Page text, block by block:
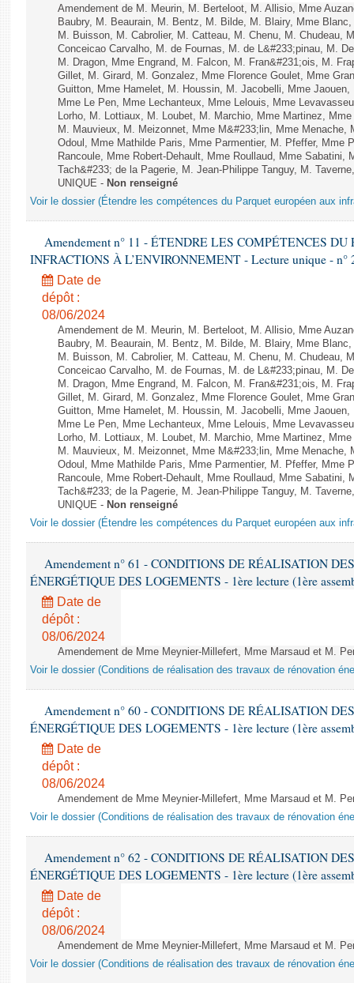
Amendement de M. Meurin, M. Berteloot, M. Allisio, Mme
Baubry, M. Beaurain, M. Bentz, M. Bilde, M. Blairy, Mme
M. Buisson, M. Cabrolier, M. Catteau, M. Chenu, M. Chudeau,
Conceicao Carvalho, M. de Fournas, M. de L&#233;pinau, M.
M. Dragon, Mme Engrand, M. Falcon, M. Fran&#231;ois, M.
Gillet, M. Girard, M. Gonzalez, Mme Florence Goulet, Mme
Guitton, Mme Hamelet, M. Houssin, M. Jacobelli, Mme
Mme Le Pen, Mme Lechanteux, Mme Lelouis, Mme
Lorho, M. Lottiaux, M. Loubet, M. Marchio, Mme Martinez,
M. Mauvieux, M. Meizonnet, Mme M&#233;lin, Mme Menache,
Odoul, Mme Mathilde Paris, Mme Parmentier, M. Pfeffer, Mme
Rancoule, Mme Robert-Dehault, Mme Roullaud, Mme
Tach&#233; de la Pagerie, M. Jean-Philippe Tanguy, M.
UNIQUE - Non renseigné
Voir le dossier (Étendre les compétences du Parquet européen aux
Amendement n° 11 - ÉTENDRE LES COMPÉTENCES
INFRACTIONS À L’ENVIRONNEMENT - Lecture unique - n°
Date de
dépôt :
08/06/2024
Amendement de M. Meurin, M. Berteloot, M. Allisio, Mme
Baubry, M. Beaurain, M. Bentz, M. Bilde, M. Blairy, Mme
M. Buisson, M. Cabrolier, M. Catteau, M. Chenu, M. Chudeau,
Conceicao Carvalho, M. de Fournas, M. de L&#233;pinau, M.
M. Dragon, Mme Engrand, M. Falcon, M. Fran&#231;ois, M.
Gillet, M. Girard, M. Gonzalez, Mme Florence Goulet, Mme
Guitton, Mme Hamelet, M. Houssin, M. Jacobelli, Mme
Mme Le Pen, Mme Lechanteux, Mme Lelouis, Mme
Lorho, M. Lottiaux, M. Loubet, M. Marchio, Mme Martinez,
M. Mauvieux, M. Meizonnet, Mme M&#233;lin, Mme Menache,
Odoul, Mme Mathilde Paris, Mme Parmentier, M. Pfeffer, Mme
Rancoule, Mme Robert-Dehault, Mme Roullaud, Mme
Tach&#233; de la Pagerie, M. Jean-Philippe Tanguy, M.
UNIQUE - Non renseigné
Voir le dossier (Étendre les compétences du Parquet européen aux
Amendement n° 61 - CONDITIONS DE RÉALISATION
ÉNERGÉTIQUE DES LOGEMENTS - 1ère lecture (1ère
Date de
dépôt :
08/06/2024
Amendement de Mme Meynier-Millefert, Mme Marsaud et M.
Voir le dossier (Conditions de réalisation des travaux de rénovation
Amendement n° 60 - CONDITIONS DE RÉALISATION
ÉNERGÉTIQUE DES LOGEMENTS - 1ère lecture (1ère
Date de
dépôt :
08/06/2024
Amendement de Mme Meynier-Millefert, Mme Marsaud et M.
Voir le dossier (Conditions de réalisation des travaux de rénovation
Amendement n° 62 - CONDITIONS DE RÉALISATION
ÉNERGÉTIQUE DES LOGEMENTS - 1ère lecture (1ère
Date de
dépôt :
08/06/2024
Amendement de Mme Meynier-Millefert, Mme Marsaud et M.
Voir le dossier (Conditions de réalisation des travaux de rénovation